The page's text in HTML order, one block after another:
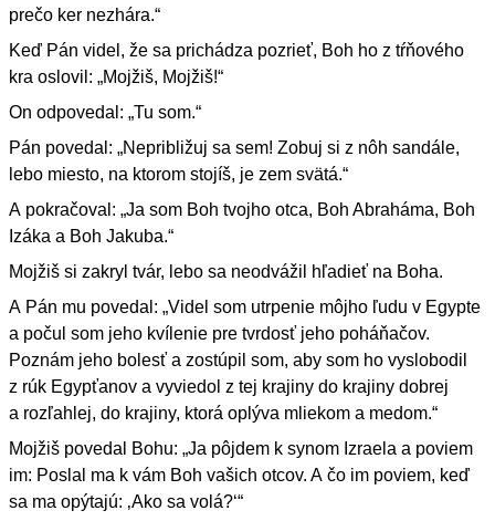
prečo ker nezhára.“
Keď Pán videl, že sa prichádza pozrieť, Boh ho z tŕňového
kra oslovil: „Mojžiš, Mojžiš!“
On odpovedal: „Tu som.“
Pán povedal: „Nepribližuj sa sem! Zobuj si z nôh sandále,
lebo miesto, na ktorom stojíš, je zem svätá.“
A pokračoval: „Ja som Boh tvojho otca, Boh Abraháma, Boh
Izáka a Boh Jakuba.“
Mojžiš si zakryl tvár, lebo sa neodvážil hľadieť na Boha.
A Pán mu povedal: „Videl som utrpenie môjho ľudu v Egypte
a počul som jeho kvílenie pre tvrdosť jeho poháňačov.
Poznám jeho bolesť a zostúpil som, aby som ho vyslobodil
z rúk Egypťanov a vyviedol z tej krajiny do krajiny dobrej
a rozľahlej, do krajiny, ktorá oplýva mliekom a medom.“
Mojžiš povedal Bohu: „Ja pôjdem k synom Izraela a poviem
im: Poslal ma k vám Boh vašich otcov. A čo im poviem, keď
sa ma opýtajú: ‚Ako sa volá?‘“